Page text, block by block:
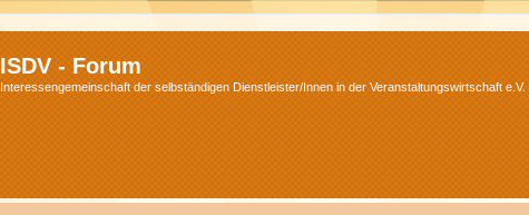
ISDV - Forum
Interessengemeinschaft der selbständigen Dienstleister/Innen in der Veranstaltungswirtschaft e.V.